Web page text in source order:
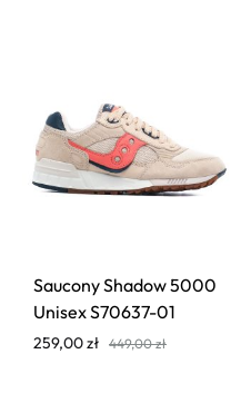
Saucony Shadow 5000
Unisex S70637-01
259,00zł 449,00zł